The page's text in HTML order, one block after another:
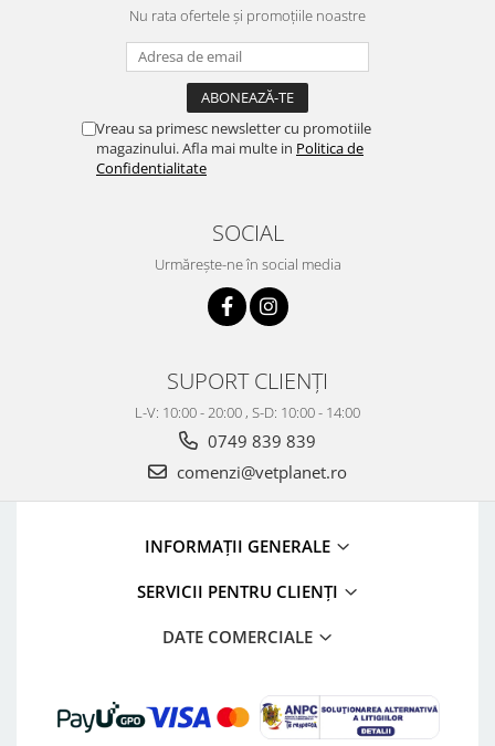
Nu rata ofertele și promoțiile noastre
Vreau sa primesc newsletter cu promotiile
magazinului. Afla mai multe in Politica de
Confidentialitate
SOCIAL
Urmărește-ne în social media
SUPORT CLIENȚI
L-V: 10:00 - 20:00 , S-D: 10:00 - 14:00
0749 839 839
comenzi@vetplanet.ro
INFORMAȚII GENERALE
SERVICII PENTRU CLIENȚI
DATE COMERCIALE